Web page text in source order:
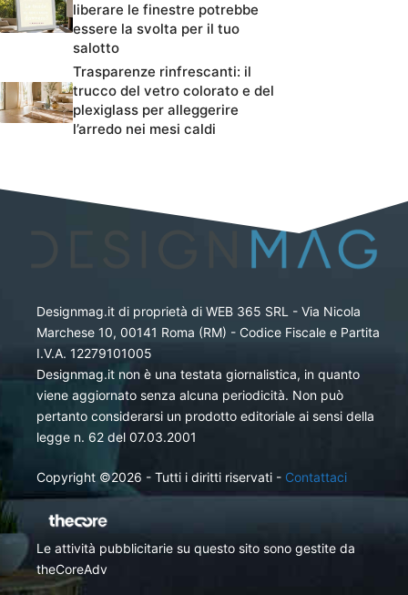
liberare le finestre potrebbe
essere la svolta per il tuo
salotto
Trasparenze rinfrescanti: il
trucco del vetro colorato e del
plexiglass per alleggerire
l’arredo nei mesi caldi
Designmag.it di proprietà di WEB 365 SRL - Via Nicola
Marchese 10, 00141 Roma (RM) - Codice Fiscale e Partita
I.V.A. 12279101005
Designmag.it non è una testata giornalistica, in quanto
viene aggiornato senza alcuna periodicità. Non può
pertanto considerarsi un prodotto editoriale ai sensi della
legge n. 62 del 07.03.2001
Copyright ©2026 - Tutti i diritti riservati - Contattaci
Le attività pubblicitarie su questo sito sono gestite da
theCoreAdv